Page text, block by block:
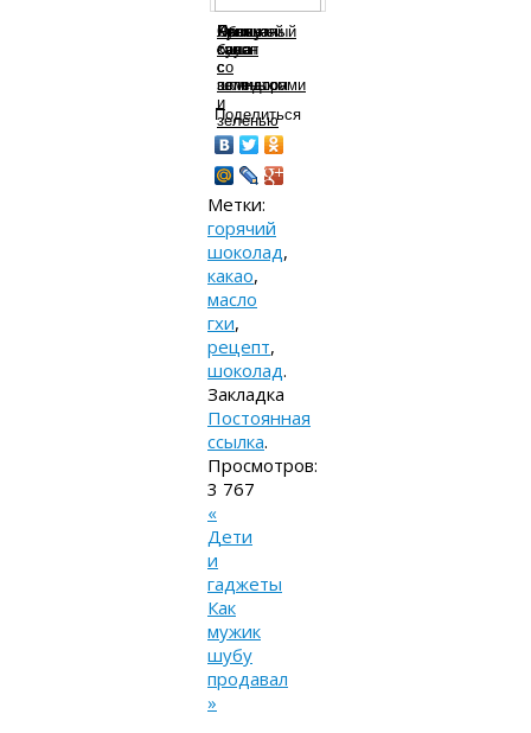
Крем-
суп
со
шпинатом
Льняная
каша
с
помидорами
и
зеленью
Яблоко-
банан
Кунжутный
соус
Овощной
салат
с
зеленью
Поделиться
Метки:
горячий
шоколад,
какао,
масло
гхи,
рецепт,
шоколад.
Закладка
Постоянная
ссылка.
Просмотров:
3 767
«
Дети
и
гаджеты
Как
мужик
шубу
продавал
»